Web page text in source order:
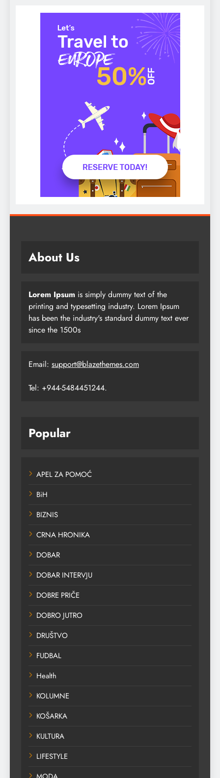
About Us
Lorem Ipsum is simply dummy text of the
printing and typesetting industry. Lorem Ipsum
has been the industry's standard dummy text ever
since the 1500s
Email: support@blazethemes.com
Tel: +944-5484451244.
Popular
APEL ZA POMOĆ
BiH
BIZNIS
CRNA HRONIKA
DOBAR
DOBAR INTERVJU
DOBRE PRIČE
DOBRO JUTRO
DRUŠTVO
FUDBAL
Health
KOLUMNE
KOŠARKA
KULTURA
LIFESTYLE